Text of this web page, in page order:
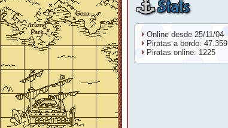
Stats
Online desde 25/11/04
Piratas a bordo: 47.359
Piratas online: 1225